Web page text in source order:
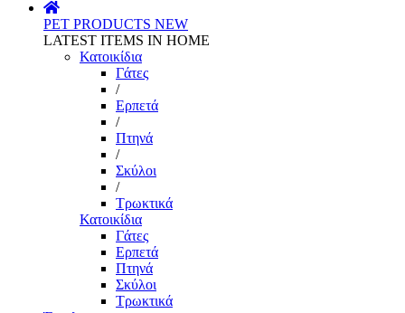
PET PRODUCTS NEW
LATEST ITEMS IN HOME
Κατοικίδια
Γάτες
/
Ερπετά
/
Πτηνά
/
Σκύλοι
/
Τρωκτικά
Κατοικίδια
Γάτες
Ερπετά
Πτηνά
Σκύλοι
Τρωκτικά